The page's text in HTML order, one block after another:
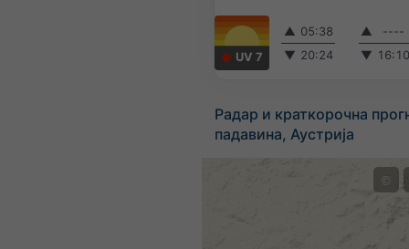
UV 7
▲ 05:38
▼ 20:24
▲
----
▼
Радар и краткорочна
падавина, Аустрија
©